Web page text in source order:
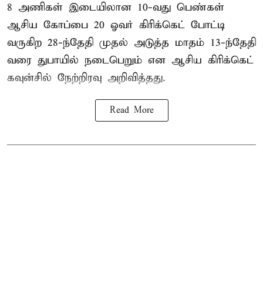
8 அணிகள் இடையிலான 10-வது பெண்கள்
ஆசிய கோப்பை 20 ஓவர் கிரிக்கெட் போட்டி
வருகிற 28-ந்தேதி முதல் அடுத்த மாதம் 13-ந்தேதி
வரை துபாயில் நடைபெறும் என ஆசிய கிரிக்கெட்
கவுன்சில் நேற்றிரவு அறிவித்தது.
Read More